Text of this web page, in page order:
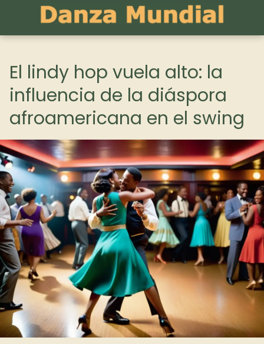
El lindy hop vuela alto: la
influencia de la diáspora
afroamericana en el swing